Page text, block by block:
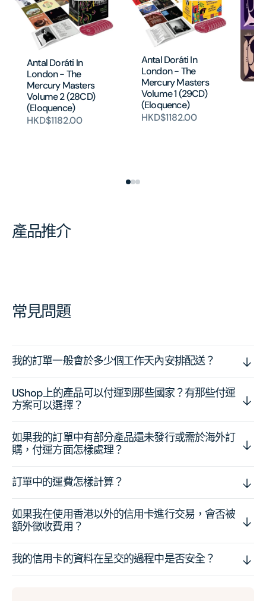
Antal Doráti In
London - The
Mercury Masters
Volume 2 (28CD)
(Eloquence)
HKD$1182.00
Antal Doráti In
London - The
Mercury Masters
Volume 1 (29CD)
(Eloquence)
HKD$1182.00
產品推介
常見問題
我的訂單一般會於多少個工作天內安排配送？
UShop上的產品可以付運到那些國家？有那些付運
方案可以選擇？
如果我的訂單中有部分產品還未發行或需於海外訂
購，付運方面怎樣處理？
訂單中的運費怎樣計算？
如果我在使用香港以外的信用卡進行交易，會否被
額外徵收費用？
我的信用卡的資料在呈交的過程中是否安全？